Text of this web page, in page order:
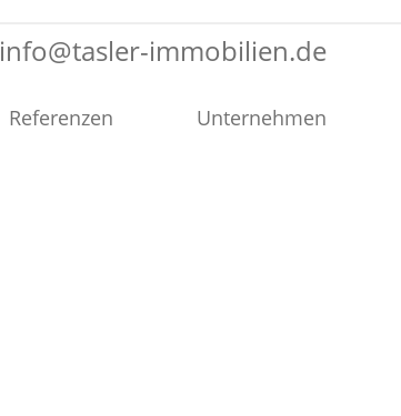
info@tasler-immobilien.de
Referenzen Unternehmen